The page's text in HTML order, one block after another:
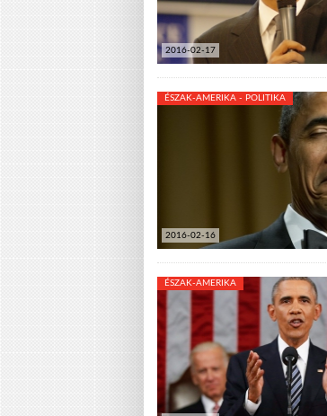
2016-02-17
2016-02-16
ÉSZAK-AMERIKA - POLITIKA
ÉSZAK-AMERIKA